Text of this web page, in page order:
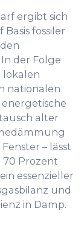
ergibt sich
fossiler
der Folge
lokalen
nationalen
alter
– lässt
70 Prozent
essenzieller
und
in Damp.